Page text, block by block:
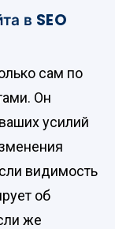
в SEO
сам по
Он
усилий
видимость
об
же